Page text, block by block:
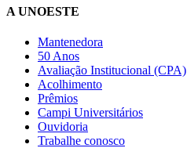
A UNOESTE
Mantenedora
50 Anos
Avaliação Institucional (CPA)
Acolhimento
Prêmios
Campi Universitários
Ouvidoria
Trabalhe conosco